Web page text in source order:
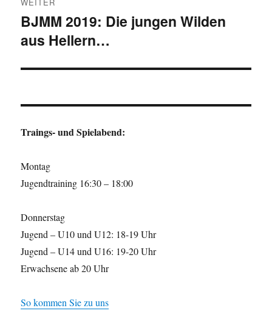
Nächster
Beitrag:
BJMM 2019: Die jungen Wilden
aus Hellern…
Traings- und Spielabend:
Montag
Jugendtraining 16:30 – 18:00
Donnerstag
Jugend – U10 und U12: 18-19 Uhr
Jugend – U14 und U16: 19-20 Uhr
Erwachsene ab 20 Uhr
So kommen Sie zu uns